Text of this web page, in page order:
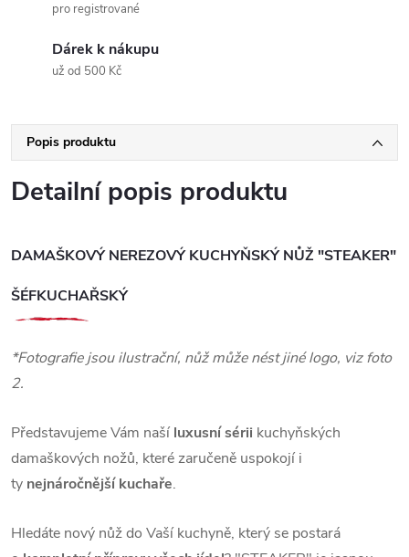
pro registrované
Dárek k nákupu
už od 500 Kč
Popis produktu
Detailní popis produktu
DAMAŠKOVÝ NEREZOVÝ KUCHYŇSKÝ NŮŽ "STEAKER"
ŠÉFKUCHAŘSKÝ
*Fotografie jsou ilustrační, nůž může nést jiné logo, viz foto
2.
Představujeme Vám naší luxusní sérii kuchyňských
damaškových nožů, které zaručeně uspokojí i
ty nejnáročnější kuchaře.
Hledáte nový nůž do Vaší kuchyně, který se postará